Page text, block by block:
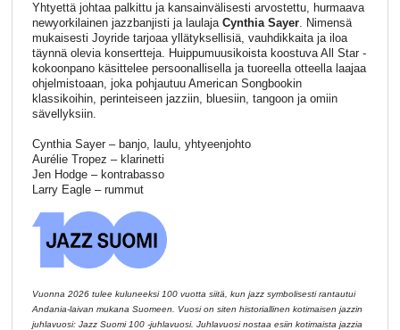
Yhtyettä johtaa palkittu ja kansainvälisesti arvostettu, hurmaava
newyorkilainen jazzbanjisti ja laulaja Cynthia Sayer. Nimensä
mukaisesti Joyride tarjoaa yllätyksellisiä, vauhdikkaita ja iloa
täynnä olevia konsertteja. Huippumuusikoista koostuva All Star -
kokoonpano käsittelee persoonallisella ja tuoreella otteella laajaa
ohjelmistoaan, joka pohjautuu American Songbookin
klassikoihin, perinteiseen jazziin, bluesiin, tangoon ja omiin
sävellyksiin.
Cynthia Sayer – banjo, laulu, yhtyeenjohto
Aurélie Tropez – klarinetti
Jen Hodge – kontrabasso
Larry Eagle – rummut
Vuonna 2026 tulee kuluneeksi 100 vuotta siitä, kun jazz symbolisesti rantautui
Andania-laivan mukana Suomeen. Vuosi on siten historiallinen kotimaisen jazzin
juhlavuosi: Jazz Suomi 100 -juhlavuosi. Juhlavuosi nostaa esiin kotimaista jazzia